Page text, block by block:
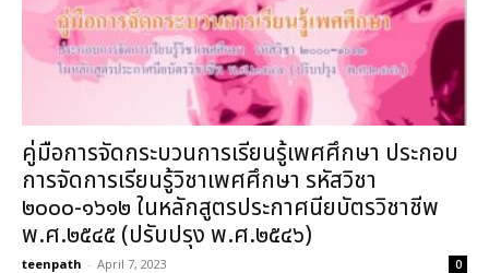
คู่มือการจัดกระบวนการเรียนรู้เพศศึกษา ประกอบ
การจัดการเรียนรู้วิชาเพศศึกษา รหัสวิชา
๒๐๐๐-๑๖๑๒ ในหลักสูตรประกาศนียบัตรวิชาชีพ
พ.ศ.๒๕๔๕ (ปรับปรุง พ.ศ.๒๕๔๖)
teenpath - April 7, 2023 0